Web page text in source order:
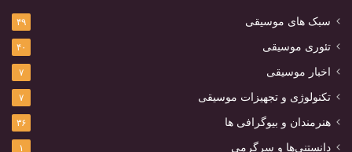
سبک های موسیقی ۴۹
تئوری موسیقی ۴۰
اخبار موسیقی ۷
تکنولوژی و تجهیزات موسیقی ۷
هنرمندان و بیوگرافی ها ۳۶
دانستنی‌ها و سرگرمی ۱